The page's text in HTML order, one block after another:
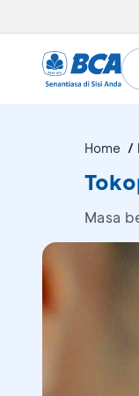
Home
Masa